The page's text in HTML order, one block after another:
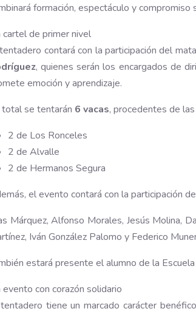
formación, espectáculo y compromiso
cartel de primer nivel
contará con la participación del
, quienes serán los encargados de
emoción y aprendizaje.
total se tentarán 6 vacas, procedentes de
2 de Los Ronceles
2 de Alvalle
2 de Hermanos Segura
el evento contará con la participación
Márquez, Alfonso Morales, Jesús Molina,
Iván González Palomo y Federico
estará presente el alumno de la
evento con corazón solidario
tiene un marcado carácter